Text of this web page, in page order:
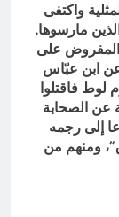
واكتفى
مارسوها.
المفروض على
ابن عبّاس
فاقتلوا
عن الصحابة
إلى رجمه
ومنهم من